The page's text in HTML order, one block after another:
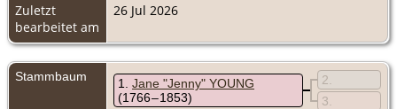
Zuletzt
bearbeitet am
26 Jul 2026
Stammbaum 1
Jane "Jenny" YOUNG
(1766 – 1853)
2
3